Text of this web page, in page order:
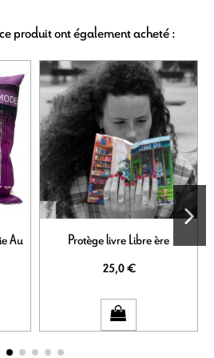
produit ont également acheté :
Au
Protège livre Libre ère
25,0 €